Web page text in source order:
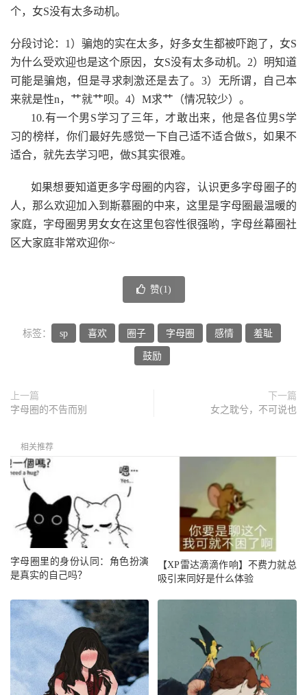
个，女S没有太多动机。
分段讨论：1）骗炮的实在太多，好多女生都被吓跑了，女S
为什么受欢迎也是这个原因，女S没有太多动机。2）明知道
可能是骗炮，但是寻求刺激还是去了。3）无所谓，自己本
来就是性n，艹就艹呗。4）M求艹（情况较少）。
10.有一个男S学习了三年，才敢出来，他是各位男S学
习的榜样，你们最好先感觉一下自己适不适合做S，如果不
适合，就先去学习吧，做S其实很难。
如果想要知道更多字母圈的内容，认识更多字母圈子的
人，那么欢迎加入到斯慕圈的中来，这里是字母圈最温暖的
家庭，字母圈男男女女在这里包容性很强哟，字母丝幕圈社
区大家庭非常欢迎你~
赞(1)
标签： sp 喜欢 圈子 字母圈 感情 羞耻
鼓励
上一篇
字母圈的不告而别
下一篇
女之耽兮，不可说也
相关推荐
字母圈里的身份认同：角色扮演
是真实的自己吗？
【XP雷达滴滴作响】不费力就总
吸引来同好是什么体验